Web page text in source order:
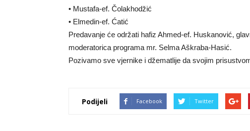
• Mustafa-ef. Čolakhodžić
• Elmedin-ef. Ćatić
Predavanje će održati hafiz Ahmed-ef. Huskanović,
moderatorica programa mr. Selma Aškraba-Hasić.
Pozivamo sve vjernike i džematlije da svojim
Podijeli Facebook Twitter